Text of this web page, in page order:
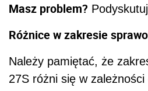
Masz problem?
Różnice w zakresie
Należy pamiętać, że
27S różni się w